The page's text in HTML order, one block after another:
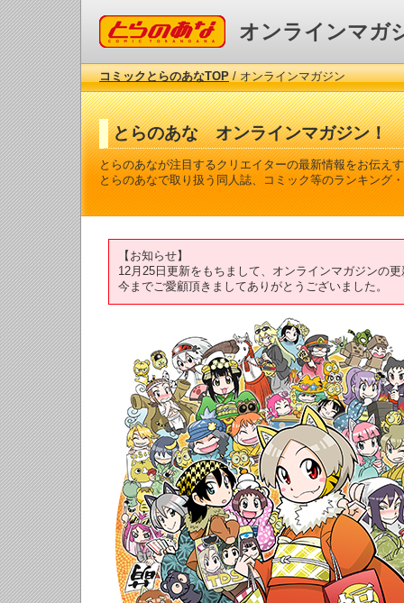
コミックとらのあな オンラインマガ
コミックとらのあなTOP/ オンラインマガジン
とらのあな オンラインマガジン！
とらのあなが注目するクリエイターの最新情報をお伝え
とらのあなで取り扱う同人誌、コミック等のランキング
【お知らせ】
12月25日更新をもちまして、オンラインマガジンの
今までご愛顧頂きましてありがとうございました。